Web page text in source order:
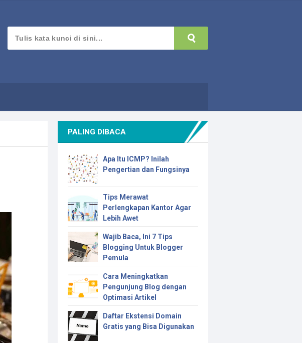
PALING DIBACA
Apa Itu ICMP? Inilah
Pengertian dan Fungsinya
Tips Merawat
Perlengkapan Kantor Agar
Lebih Awet
Wajib Baca, Ini 7 Tips
Blogging Untuk Blogger
Pemula
Cara Meningkatkan
Pengunjung Blog dengan
Optimasi Artikel
Daftar Ekstensi Domain
Gratis yang Bisa Digunakan